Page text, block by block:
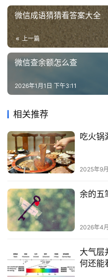
微信成语猜猜看答案大全
上一篇
微信查余额怎么查
2026年1月1日 下午3:11
相关推荐
吃火锅
2025年9
余的五
2026年4
大气层
何还能